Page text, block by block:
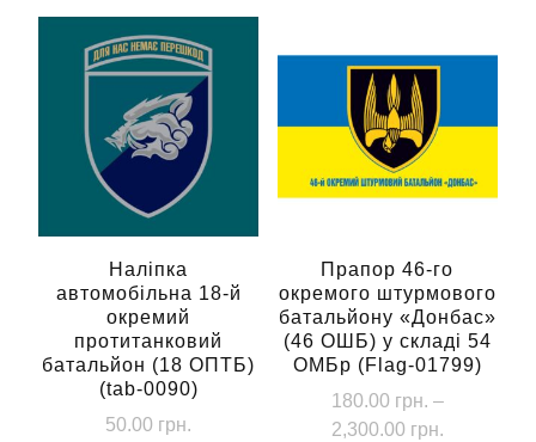
Наліпка
автомобільна 18-й
окремий
протитанковий
батальйон (18 ОПТБ)
(tab-0090)
50.00 грн.
Прапор 46-го
окремого штурмового
батальйону «Донбас»
(46 ОШБ) у складі 54
ОМБр (Flag-01799)
180.00 грн. –
2,300.00 грн.Діапазон